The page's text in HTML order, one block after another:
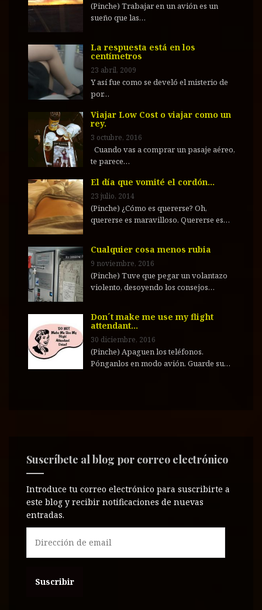
(Pinche) Trabajar en un avión es un
sueño que las…
La respuesta está en los
centímetros
23 abril, 2009
Y así fue como se develó el misterio de
por…
Viajar Low Cost o viajar como un
rey.
3 octubre, 2016
Cuando vas a comprar un pasaje aéreo,
te parece…
El día que vomité el cordón…
23 julio, 2014
(Pinche) ¿Cómo es quererse? Oh,
quererse es maravilloso. Quererse es…
Cualquier cosa menos rubia
9 noviembre, 2016
(Pinche) Tuve que pegar un volantazo
violento, desoyendo los consejos…
Don´t make me use my flight
attendant…
30 diciembre, 2016
(Pinche) Apaguen los teléfonos.
Pónganlos en modo avión. Guarde su…
Suscríbete al blog por correo electrónico
Introduce tu correo electrónico para suscribirte a
este blog y recibir notificaciones de nuevas
entradas.
r